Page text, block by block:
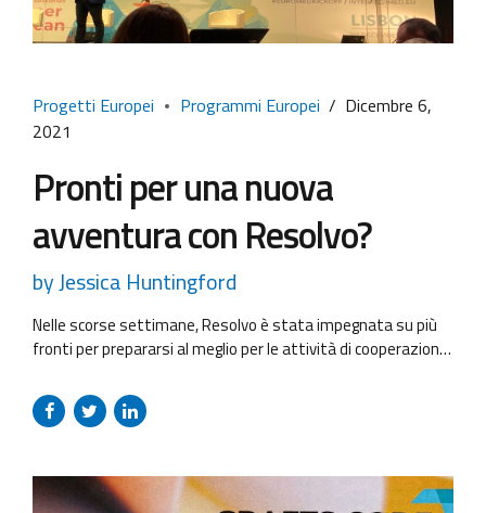
Progetti Europei Programmi Europei
Dicembre 6,
2021
Pronti per una nuova
avventura con Resolvo?
by Jessica Huntingford
Nelle scorse settimane, Resolvo è stata impegnata su più
fronti per prepararsi al meglio per le attività di cooperazione
online per l’apertura del bando del programma Interreg
Central. Stiamo già lavorando su un paio di proposte molto